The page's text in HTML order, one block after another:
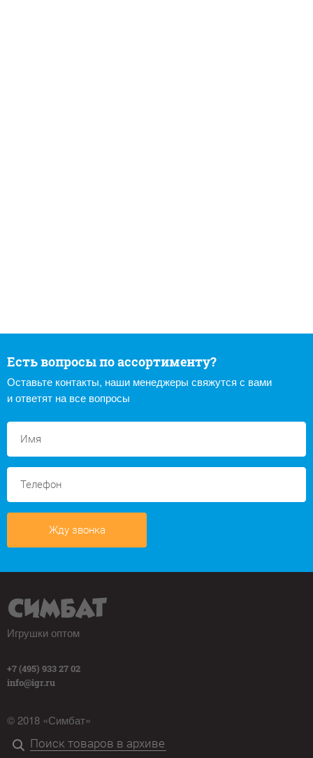
Есть вопросы по ассортименту?
Оставьте контакты, наши менеджеры свяжутся с вами
и ответят на все вопросы
Жду звонка
Игрушки оптом
+7 (495) 933 27 02
info@igr.ru
© 2018 «Симбат»